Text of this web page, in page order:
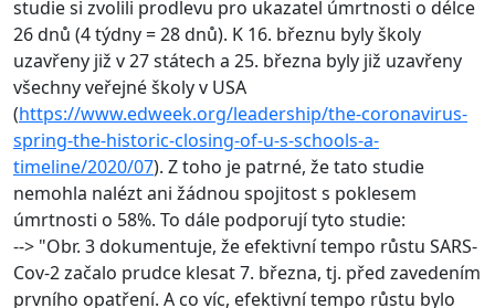
studie si zvolili prodlevu pro ukazatel úmrtnosti o délce
26 dnů (4 týdny = 28 dnů). K 16. březnu byly školy
uzavřeny již v 27 státech a 25. března byly již uzavřeny
všechny veřejné školy v USA
(https://www.edweek.org/leadership/the-coronavirus-
spring-the-historic-closing-of-u-s-schools-a-
timeline/2020/07). Z toho je patrné, že tato studie
nemohla nalézt ani žádnou spojitost s poklesem
úmrtnosti o 58%. To dále podporují tyto studie:
--> "Obr. 3 dokumentuje, že efektivní tempo růstu SARS-
Cov-2 začalo prudce klesat 7. března, tj. před zavedením
prvního opatření. A co víc, efektivní tempo růstu bylo